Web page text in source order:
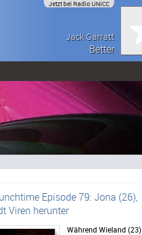
Jetzt bei Radio UNiCC
Jack Garratt
Better
Episode 79: Jona (26),
Viren herunter
Während Wieland (23)